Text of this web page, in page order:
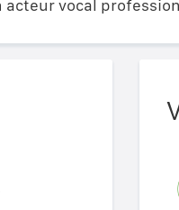
acteur vocal